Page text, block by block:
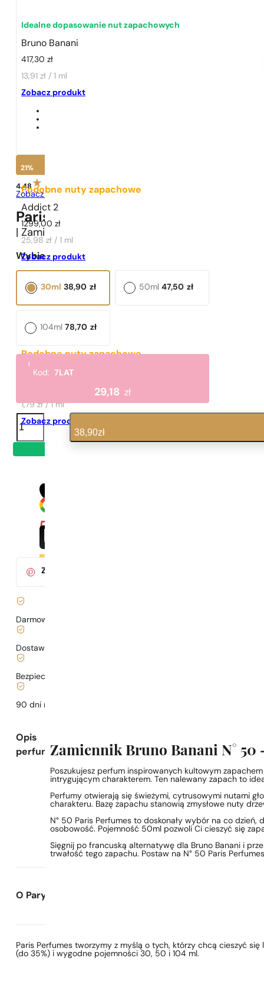
1 - 3 szt.
Idealne dopasowanie nut zapachowych
Bruno Banani
417,30zł
13,91 zł / 1 ml
Zobacz produkt
Podobne nuty zapachowe
Addict 2
1299,00zł
25,98 zł / 1 ml
Zobacz produkt
Podobne nuty zapachowe
Eternity Moment
1,79 zł / 1 ml
Zobacz produkt
21%
4.48
Zobacz opinie
Paris Perfumes N° 50 -
| Zamiennik
Wybierz pojemność:
38,90 zł
30ml 47,50 zł
50ml
78,70 zł
104ml
i
Kod:7LAT
29,18 zł
ilość
N°
50
38,90zł
Za zakup tego produktu
Darmowa dostawa już
Dostawa już
Bezpieczne zakupy i płatności
90 dni na
Opis
perfum Zamiennik Bruno Banani N° 50
Poszukujesz perfum inspirowanych kultowym
intrygującym charakterem. Ten nalewany zapach to
Perfumy otwierają się świeżymi, cytrusowymi nutami
charakteru. Bazę zapachu stanowią zmysłowe nuty
N° 50 Paris Perfumes to doskonały wybór na co
osobowość. Pojemność 50ml pozwoli Ci cieszyć się
Sięgnij po francuską alternatywę dla Bruno Banani i
trwałość tego zapachu. Postaw na N° 50 Paris
O Paryskie Perfumy
Paris Perfumes tworzymy z myślą o tych, którzy chcą cieszyć
(do 35%) i wygodne pojemności 30, 50 i 104 ml.